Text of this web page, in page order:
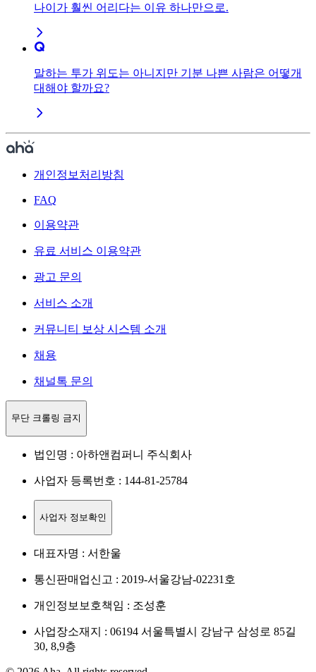
나이가 훨씬 어리다는 이유 하나만으로.
말하는 투가 위도는 아니지만 기분 나쁜 사람은 어떻개
대해야 할까요?
개인정보처리방침
FAQ
이용약관
유료 서비스 이용약관
광고 문의
서비스 소개
커뮤니티 보상 시스템 소개
채용
채널톡 문의
무단 크롤링 금지
법인명 : 아하앤컴퍼니 주식회사
사업자 등록번호 : 144-81-25784
사업자 정보확인
대표자명 : 서한울
통신판매업신고 : 2019-서울강남-02231호
개인정보보호책임 : 조성훈
사업장소재지 : 06194 서울특별시 강남구 삼성로 85길
30, 8,9층